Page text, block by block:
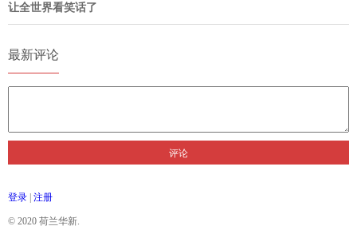
让全世界看笑话了
最新评论
评论
登录 注册
© 2020 荷兰华新.